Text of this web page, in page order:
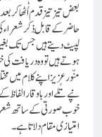
بعض تیز تیز قدم اُٹھا کر
حاضر کے قابلِ ذکر شعراء
لپیٹ دیتے ہیں جس تک بغیر
ہوتے ہیں تو وہ دریا فت
منّور عزیز اپنے کلام میں
نپے تُلے اور باوقار
خوب صورتی کے ساتھ
امتیازی مقام دلا تا ہے۔